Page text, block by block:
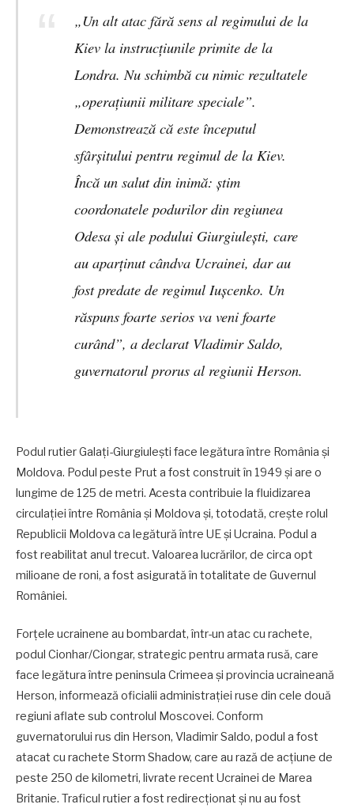
„Un alt atac fără sens al regimului de la
Kiev la instrucțiunile primite de la
Londra. Nu schimbă cu nimic rezultatele
„operațiunii militare speciale”.
Demonstrează că este începutul
sfârșitului pentru regimul de la Kiev.
Încă un salut din inimă: știm
coordonatele podurilor din regiunea
Odesa și ale podului Giurgiulești, care
au aparținut cândva Ucrainei, dar au
fost predate de regimul Iușcenko. Un
răspuns foarte serios va veni foarte
curând”, a declarat Vladimir Saldo,
guvernatorul prorus al regiunii Herson.
Podul rutier Galați-Giurgiulești face legătura între România și
Moldova. Podul peste Prut a fost construit în 1949 și are o
lungime de 125 de metri. Acesta contribuie la fluidizarea
circulației între România și Moldova și, totodată, crește rolul
Republicii Moldova ca legătură între UE și Ucraina. Podul a
fost reabilitat anul trecut. Valoarea lucrărilor, de circa opt
milioane de roni, a fost asigurată în totalitate de Guvernul
României.
Forțele ucrainene au bombardat, într-un atac cu rachete,
podul Cionhar/Ciongar, strategic pentru armata rusă, care
face legătura între peninsula Crimeea și provincia ucraineană
Herson, informează oficialii administrației ruse din cele două
regiuni aflate sub controlul Moscovei. Conform
guvernatorului rus din Herson, Vladimir Saldo, podul a fost
atacat cu rachete Storm Shadow, care au rază de acțiune de
peste 250 de kilometri, livrate recent Ucrainei de Marea
Britanie. Traficul rutier a fost redirecționat și nu au fost